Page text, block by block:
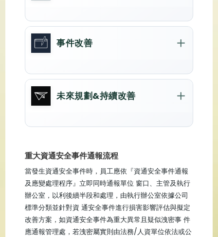
1
1(次)
1(次)
全員訓練
4 (次)
4(次)
共52(H)
22
宣導公告
11
6(張)
每日公告
2
郵件附件假冒 PDF攻擊
事件改善
針對偽造附件可能性加強防護
未來規劃&持續改善
導入自動化組態管理
導入資安事件軌跡紀錄系統
導入內網管控系統
導入郵件 DKIM
重大資通安全事件通報流程
當發生資通安全事件時，員工應依『資通安全事件通報
及應變處理程序』立即同時通報單位 窗口、主管及執行
辦公室，以利後續半段和處理，由執行辦公室依據公司
標準分類並針對資 通安全事件進行損害影響評估與擬定
改善方案，如資通安全事件為重大異常且疑似洩密事 件
應通報管理處，若洩密屬實則由法務/人資單位依法或公